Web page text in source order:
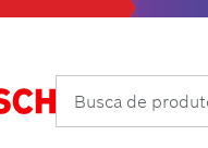
Busca de